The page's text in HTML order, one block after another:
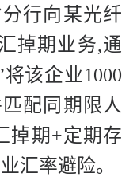
行向某光纤
掉期业务,通
该企业1000
配同期限人
掉期+定期存
汇率避险。